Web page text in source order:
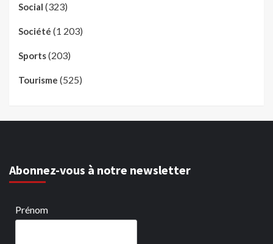
Social (323)
Société (1 203)
Sports(203)
Tourisme (525)
Abonnez-vous à notre newsletter
Prénom